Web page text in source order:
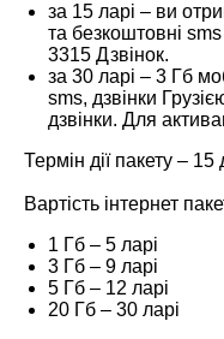
за 15 ларі – ви
та безкоштовні
3315 Дзвінок.
за 30 ларі – 3 Гб
sms, дзвінки
дзвінки. Для
Термін дії пакету – 15
Вартість інтернет
1 Гб – 5 ларі
3 Гб – 9 ларі
5 Гб – 12 ларі
20 Гб – 30 ларі